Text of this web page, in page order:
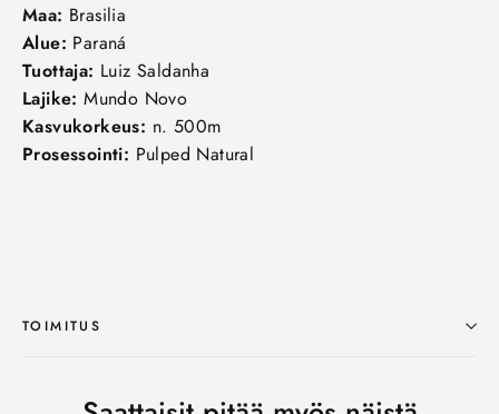
Maa: Brasilia
Alue: Paraná
Tuottaja: Luiz Saldanha
Lajike: Mundo Novo
Kasvukorkeus: n. 500m
Prosessointi: Pulped Natural
TOIMITUS